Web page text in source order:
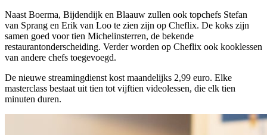
Naast Boerma, Bijdendijk en Blaauw zullen ook topchefs Stefan
van Sprang en Erik van Loo te zien zijn op Cheflix. De koks zijn
samen goed voor tien Michelinsterren, de bekende
restaurantonderscheiding. Verder worden op Cheflix ook kooklessen
van andere chefs toegevoegd.
De nieuwe streamingdienst kost maandelijks 2,99 euro. Elke
masterclass bestaat uit tien tot vijftien videolessen, die elk tien
minuten duren.